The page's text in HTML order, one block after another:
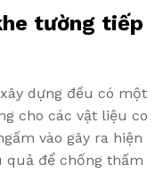
tường tiếp
dựng đều có một
cho các vật liệu co
vào gây ra hiện
quả để chống thấm